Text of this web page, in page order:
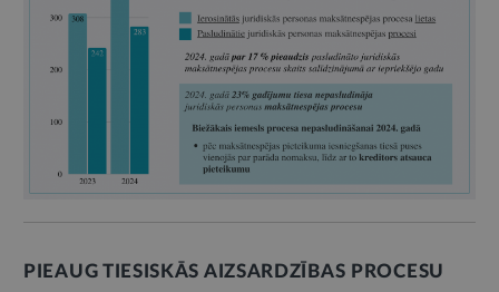
PIEAUG TIESISKĀS AIZSARDZĪBAS PROCESU